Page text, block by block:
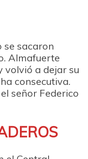
se sacaron
Almafuerte
volvió a dejar su
consecutiva.
señor Federico